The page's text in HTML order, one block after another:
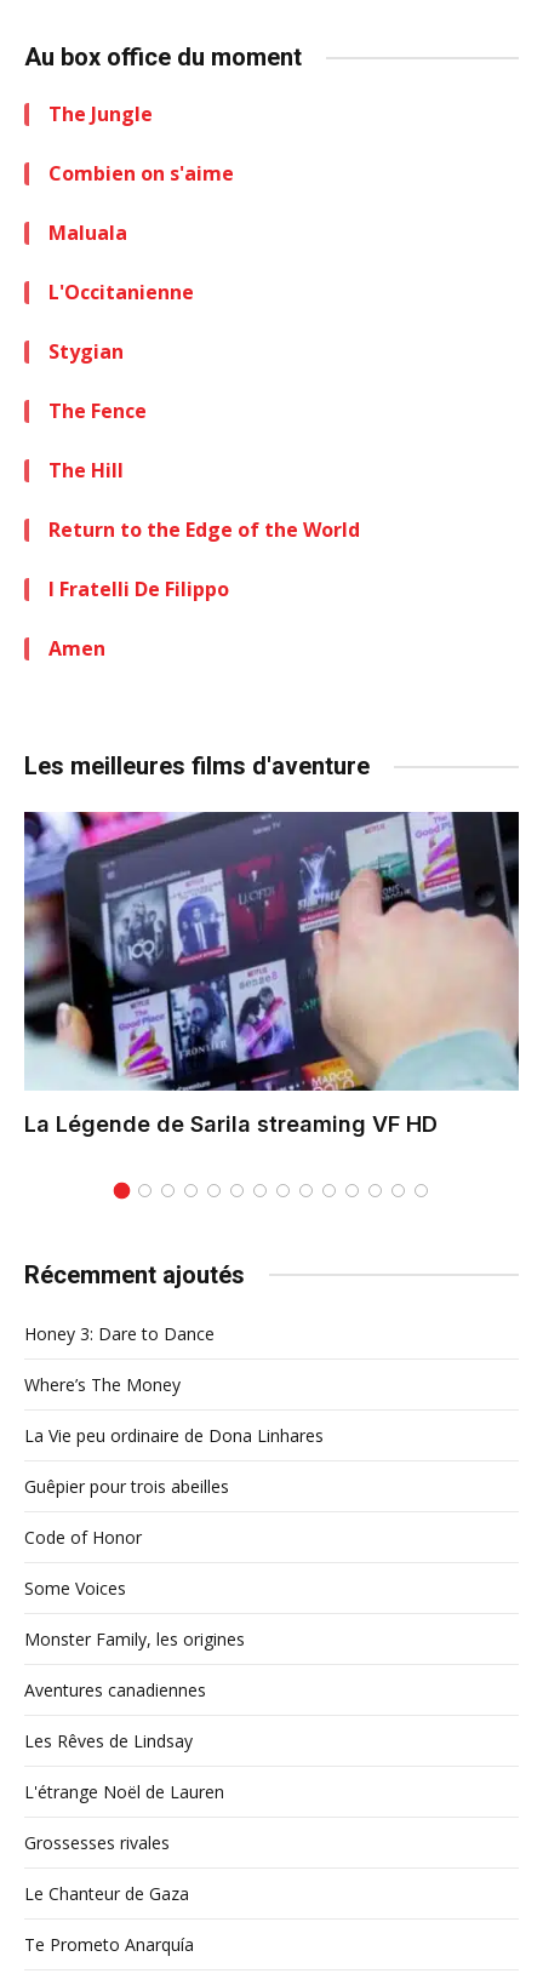
Au box office du moment
The Jungle
Combien on s'aime
Maluala
L'Occitanienne
Stygian
The Fence
The Hill
Return to the Edge of the World
I Fratelli De Filippo
Amen
Les meilleures films d'aventure
La Légende de Sarila streaming VF HD
Récemment ajoutés
Honey 3: Dare to Dance
Where’s The Money
La Vie peu ordinaire de Dona Linhares
Guêpier pour trois abeilles
Code of Honor
Some Voices
Monster Family, les origines
Aventures canadiennes
Les Rêves de Lindsay
L'étrange Noël de Lauren
Grossesses rivales
Le Chanteur de Gaza
Te Prometo Anarquía